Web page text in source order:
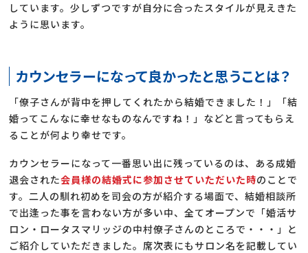
しています。少しずつですが自分に合ったスタイルが見えきた
ように思います。
カウンセラーになって良かったと思うことは？
「僚子さんが背中を押してくれたから結婚できました！」「結
婚ってこんなに幸せなものなんですね！」などと言ってもらえ
ることが何より幸せです。
カウンセラーになって一番思い出に残っているのは、ある成婚
退会された会員様の結婚式に参加させていただいた時のことで
す。二人の馴れ初めを司会の方が紹介する場面で、結婚相談所
で出逢った事を言わない方が多い中、全てオープンで「婚活サ
ロン・ロータスマリッジの中村僚子さんのところで・・・」と
ご紹介していただきました。席次表にもサロン名を記載してい